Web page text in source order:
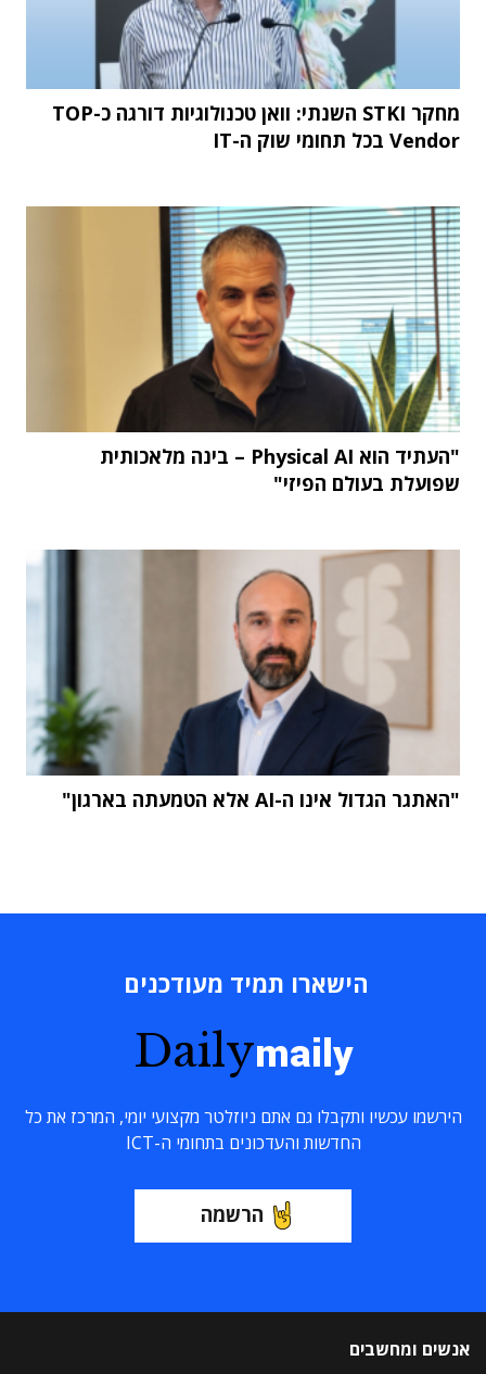
מחקר STKI השנתי: וואן טכנולוגיות דורגה כ-TOP
Vendor בכל תחומי שוק ה-IT
"העתיד הוא Physical AI – בינה מלאכותית
שפועלת בעולם הפיזי"
"האתגר הגדול אינו ה-AI אלא הטמעתה בארגון"
הישארו תמיד מעודכנים
Dailymaily
הירשמו עכשיו ותקבלו גם אתם ניוזלטר מקצועי יומי, המרכז את כל
החדשות והעדכונים בתחומי ה-ICT
הרשמה
אנשים ומחשבים